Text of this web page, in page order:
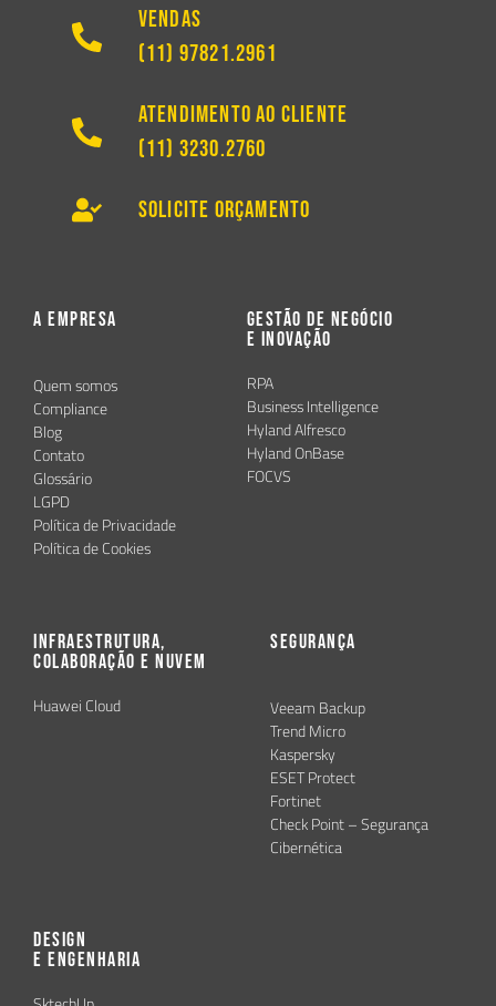
Vendas
(11) 97821.2961
Atendimento ao Cliente
(11) 3230.2760
Solicite Orçamento
A Empresa
Quem somos
Compliance
Blog
Contato
Glossário
LGPD
Política de Privacidade
Política de Cookies
Gestão de Negócio
e Inovação
RPA
Business Intelligence
Hyland Alfresco
Hyland OnBase
FOCVS
Infraestrutura,
Colaboração e Nuvem
Huawei Cloud
Segurança
Veeam Backup
Trend Micro
Kaspersky
ESET Protect
Fortinet
Check Point – Segurança
Cibernética
Design
e Engenharia